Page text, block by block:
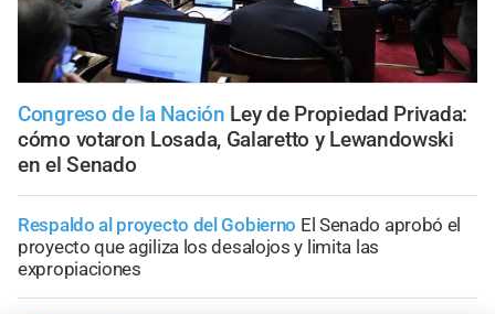
Congreso de la Nación Ley de Propiedad Privada:
cómo votaron Losada, Galaretto y Lewandowski
en el Senado
Respaldo al proyecto del Gobierno El Senado aprobó el
proyecto que agiliza los desalojos y limita las
expropiaciones